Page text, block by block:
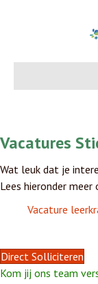
Vacatures
Wat leuk dat je
Lees hieronder
Vacature
Direct Solliciteren
Kom jij ons team